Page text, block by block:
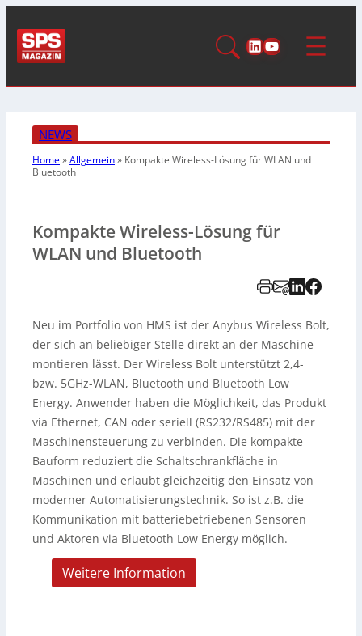
LinkedIn
YouTube
NEWS
Home»Allgemein» Kompakte Wireless-Lösung für WLAN und
Bluetooth
Kompakte Wireless-Lösung für
WLAN und Bluetooth
Neu im Portfolio von HMS ist der Anybus Wireless Bolt,
der sich an beliebiger Stelle direkt an der Maschine
montieren lässt. Der Wireless Bolt unterstützt 2,4-
bzw. 5GHz-WLAN, Bluetooth und Bluetooth Low
Energy. Anwender haben die Möglichkeit, das Produkt
via Ethernet, CAN oder seriell (RS232/RS485) mit der
Maschinensteuerung zu verbinden. Die kompakte
Bauform reduziert die Schaltschrankfläche in
Maschinen und erlaubt gleichzeitig den Einsatz von
moderner Automatisierungstechnik. So ist z.B. die
Kommunikation mit batteriebetriebenen Sensoren
und Aktoren via Bluetooth Low Energy möglich.
Weitere Information